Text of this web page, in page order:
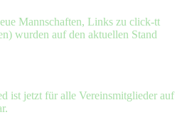
Mannschaften, Links zu click-tt
wurden auf den aktuellen Stand
ist jetzt für alle Vereinsmitglieder auf